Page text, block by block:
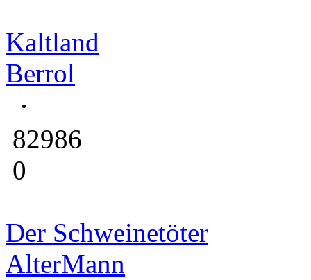
Kaltland
Berrol
82986
0
Der Schweinetöter
AlterMann